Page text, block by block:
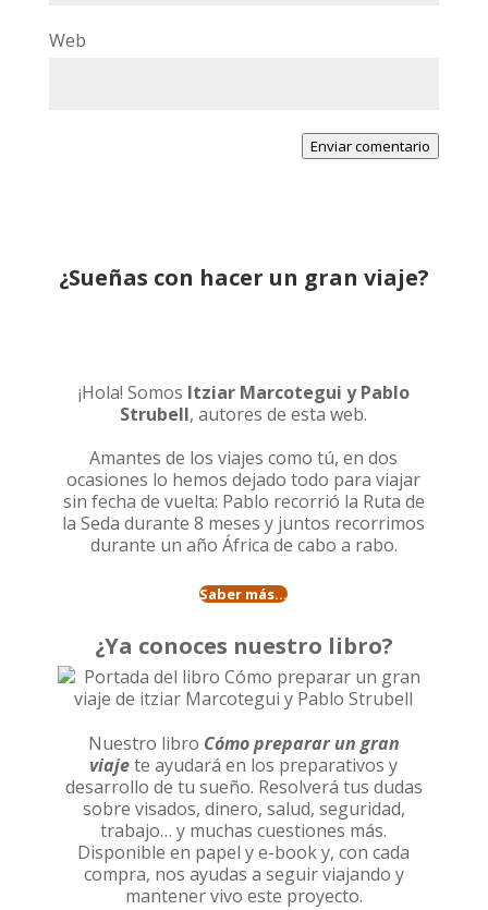
Web
Enviar comentario
¿Sueñas con hacer un gran viaje?
¡Hola! Somos Itziar Marcotegui y Pablo
Strubell, autores de esta web.
Amantes de los viajes como tú, en dos
ocasiones lo hemos dejado todo para viajar
sin fecha de vuelta: Pablo recorrió la Ruta de
la Seda durante 8 meses y juntos recorrimos
durante un año África de cabo a rabo.
Saber más...
¿Ya conoces nuestro libro?
Nuestro libro Cómo preparar un gran
viajete ayudará en los preparativos y
desarrollo de tu sueño. Resolverá tus dudas
sobre visados, dinero, salud, seguridad,
trabajo… y muchas cuestiones más.
Disponible en papel y e-book y, con cada
compra, nos ayudas a seguir viajando y
mantener vivo este proyecto.